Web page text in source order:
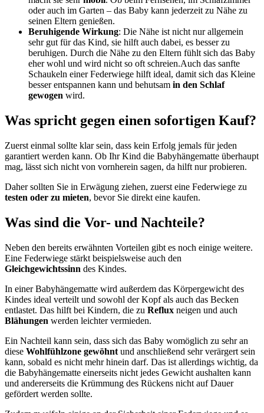
oder auch im Garten – das Baby kann jederzeit zu Nähe zu
seinen Eltern genießen.
Beruhigende Wirkung: Die Nähe ist nicht nur allgemein
sehr gut für das Kind, sie hilft auch dabei, es besser zu
beruhigen. Durch die Nähe zu den Eltern fühlt sich das Baby
eher wohl und wird nicht so oft schreien.Auch das sanfte
Schaukeln einer Federwiege hilft ideal, damit sich das Kleine
besser entspannen kann und behutsam in den Schlaf
gewogen wird.
Was spricht gegen einen sofortigen Kauf?
Zuerst einmal sollte klar sein, dass kein Erfolg jemals für jeden
garantiert werden kann. Ob Ihr Kind die Babyhängematte überhaupt
mag, lässt sich nicht von vornherein sagen, da hilft nur probieren.
Daher sollten Sie in Erwägung ziehen, zuerst eine Federwiege zu
testen oder zu mieten, bevor Sie direkt eine kaufen.
Was sind die Vor- und Nachteile?
Neben den bereits erwähnten Vorteilen gibt es noch einige weitere.
Eine Federwiege stärkt beispielsweise auch den
Gleichgewichtssinn des Kindes.
In einer Babyhängematte wird außerdem das Körpergewicht des
Kindes ideal verteilt und sowohl der Kopf als auch das Becken
entlastet. Das hilft bei Kindern, die zu Reflux neigen und auch
Blähungen werden leichter vermieden.
Ein Nachteil kann sein, dass sich das Baby womöglich zu sehr an
diese Wohlfühlzone gewöhnt und anschließend sehr verärgert sein
kann, sobald es nicht mehr hinein darf. Das ist allerdings wichtig, da
die Babyhängematte einerseits nicht jedes Gewicht aushalten kann
und andererseits die Krümmung des Rückens nicht auf Dauer
gefördert werden sollte.